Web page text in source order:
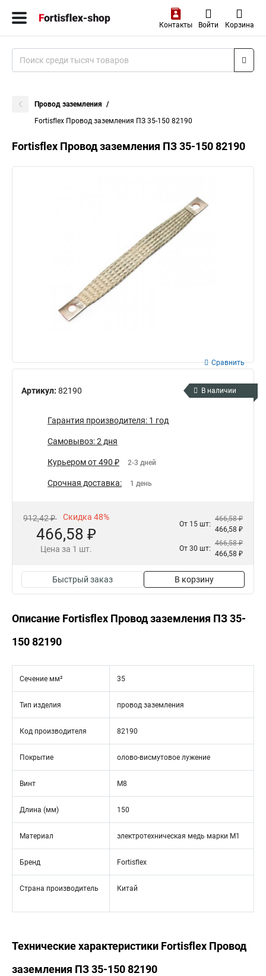
Контакты Войти Корзина
Провод заземления
Fortisflex Провод заземления ПЗ 35-150 82190
Fortisflex Провод заземления ПЗ 35-150 82190
Артикул: 82190
Сравнить
В наличии
Гарантия производителя: 1 год
Самовывоз: 2 дня
Курьером от 490 ₽ 2-3 дней
Срочная доставка: 1 день
912,42 ₽ Скидка 48%
466,58 ₽
Цена за 1 шт.
От 15 шт:
466,58 ₽
466,58 ₽
От 30 шт:
466,58 ₽
466,58 ₽
Быстрый заказ В корзину
Описание Fortisflex Провод заземления ПЗ 35-
150 82190
Сечение мм² 35
Тип изделия провод заземления
Код производителя 82190
Покрытие олово-висмутовое лужение
Винт М8
Длина (мм) 150
Материал электротехническая медь марки М1
Бренд Fortisflex
Страна производитель Китай
Технические характеристики Fortisflex Провод
заземления ПЗ 35-150 82190